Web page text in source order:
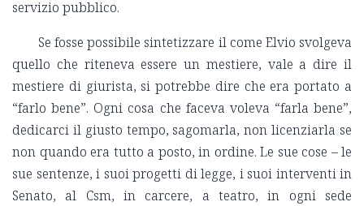
servizio pubblico.
Se fosse possibile sintetizzare il come Elvio svolgeva
quello che riteneva essere un mestiere, vale a dire il
mestiere di giurista, si potrebbe dire che era portato a
“farlo bene”. Ogni cosa che faceva voleva “farla bene”,
dedicarci il giusto tempo, sagomarla, non licenziarla se
non quando era tutto a posto, in ordine. Le sue cose – le
sue sentenze, i suoi progetti di legge, i suoi interventi in
Senato, al Csm, in carcere, a teatro, in ogni sede